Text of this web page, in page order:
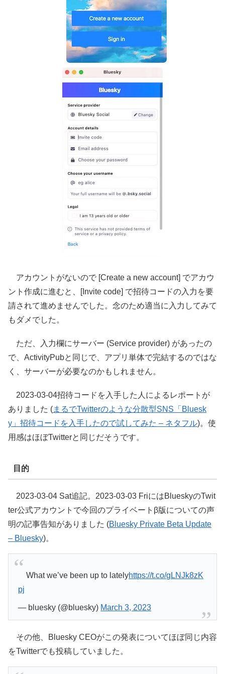
アカウントがないので [Create a new account] でアカウ
ント作成に進むと、[Invite code] で招待コードの入力を要
請されて進めませんでした。念のため適当に入力してみて
もダメでした。
ただ、入力欄にサーバー (Service provider) があったの
で、ActivityPubと同じで、アプリ単体で完結するのではな
く、サーバーが必要なのかもしれません。
2023-03-04招待コードを入手した人によるレポートが
ありました (まるでTwitterのような分散型SNS「Bluesk
y」招待コードを入手したので試してみた – ネタフル)。使
用感はほぼTwitterと同じだそうです。
目的
2023-03-04 Sat追記。2023-03-03 FriにはBlueskyのTwit
ter公式アカウントで今回のプライベートβ版についての声
明の記事告知がありました (Bluesky Private Beta Update
– Bluesky)。
What we’ve been up to latelyhttps://t.co/gLNJk8zK
pj
— bluesky (@bluesky) March 3, 2023
その他、Bluesky CEOがこの発表についてほぼ同じ内容
をTwitterでも投稿していました。